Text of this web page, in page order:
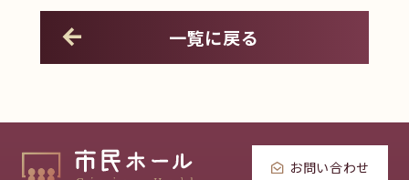
一覧に戻る
お問い合わせ